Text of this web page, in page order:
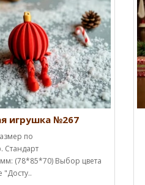
игрушка №267
по
Стандарт
(78*85*70) Выбор цвета
"Досту..